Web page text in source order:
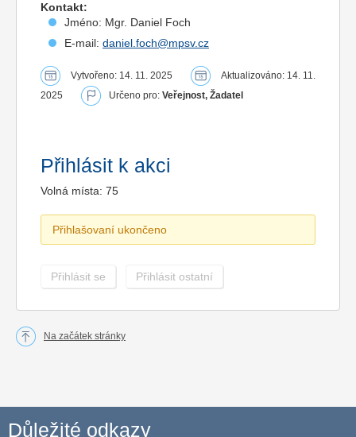
Kontakt:
Jméno: Mgr. Daniel Foch
E-mail: daniel.foch@mpsv.cz
Vytvořeno: 14. 11. 2025
Aktualizováno: 14. 11.
2025
Určeno pro: Veřejnost, Žadatel
Přihlásit k akci
Volná místa: 75
Přihlašovaní ukončeno
Přihlásit se Přihlásit ostatní
Na začátek stránky
Důležité odkazy